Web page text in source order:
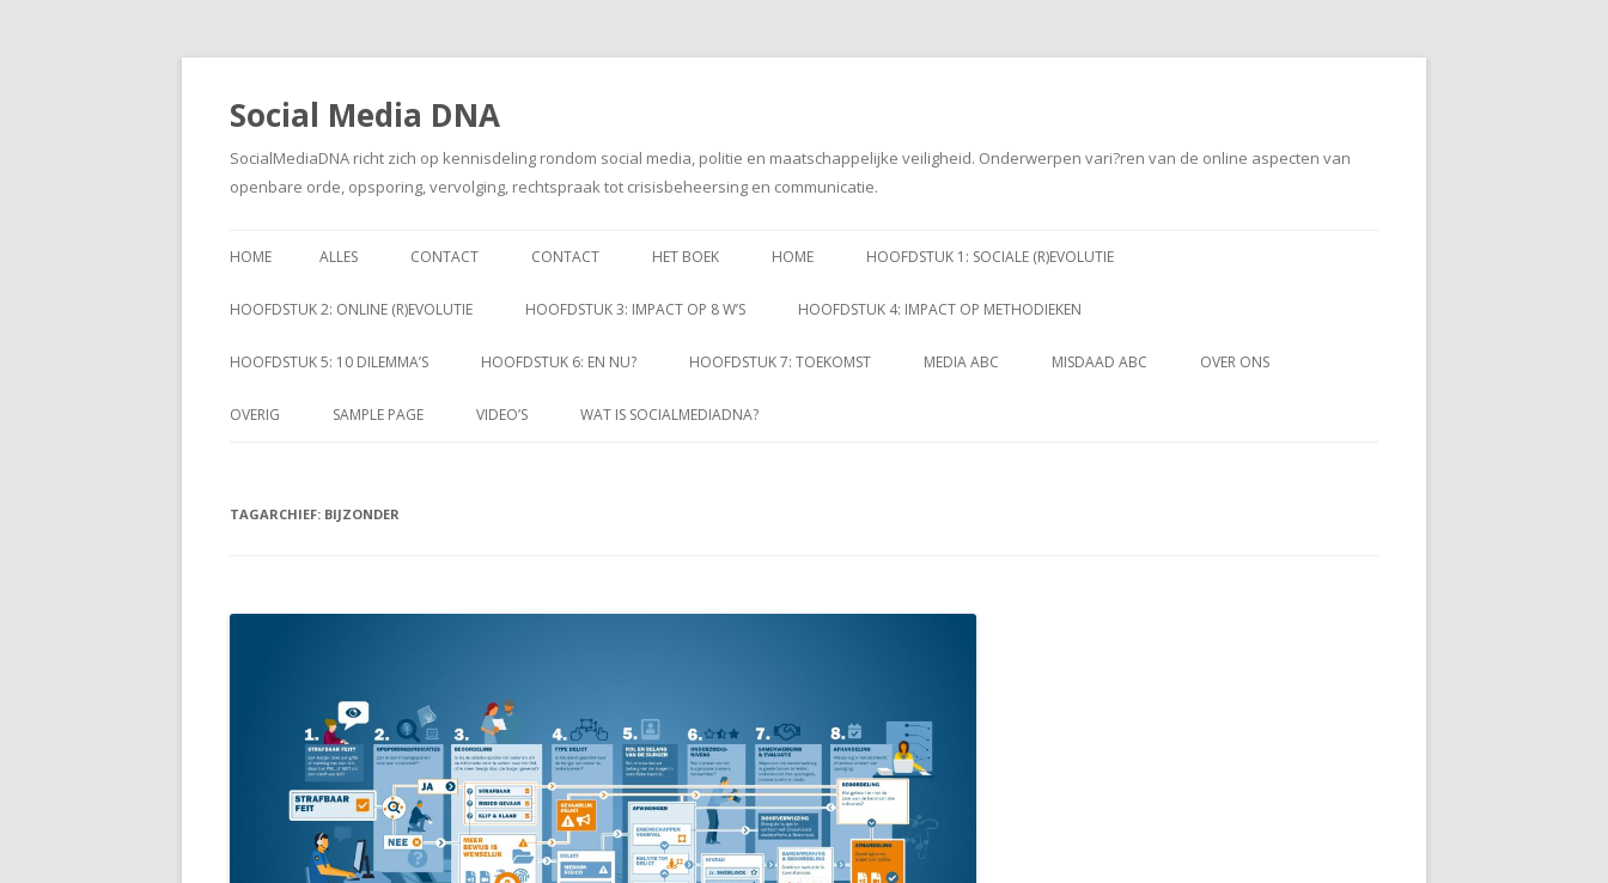
Social Media DNA
SocialMediaDNA richt zich op kennisdeling rondom social media, politie en maatschappelijke veiligheid. Onderwerpen vari?ren van de online aspecten van
openbare orde, opsporing, vervolging, rechtspraak tot crisisbeheersing en communicatie.
naar
HOME ALLES CONTACT CONTACT HET BOEK HOME HOOFDSTUK 1: SOCIALE (R)EVOLUTIE
HOOFDSTUK 2: ONLINE (R)EVOLUTIE HOOFDSTUK 3: IMPACT OP 8 W’S HOOFDSTUK 4: IMPACT OP METHODIEKEN
HOOFDSTUK 5: 10 DILEMMA’S HOOFDSTUK 6: EN NU? HOOFDSTUK 7: TOEKOMST MEDIA ABC MISDAAD ABC OVER ONS
OVERIG SAMPLE PAGE VIDEO’S WAT IS SOCIALMEDIADNA?
TAGARCHIEF: BIJZONDER